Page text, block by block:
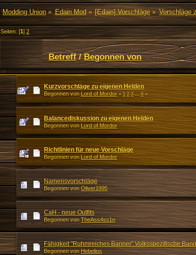
Modding Union» Edain Mod» [Edain] Vorschläge» Vorschläge
Seiten: [1]2
Betreff/Begonnen von
Kurzvorschläge zu eigenen Helden
Begonnen von Lord of Mordor «1 2 3 ...6»
Balancediskussion zu eigenen Helden
Begonnen von Lord of Mordor
Richtlinien für neue Vorschläge
Begonnen von Lord of Mordor
Namensvorschläge
Begonnen von Oliver1995
CaH - neue Outfits
Begonnen von TheAss4ss1n
Fähigkeit "Ruhmreiches Banner" Volksspezifische
Begonnen von Hebelios